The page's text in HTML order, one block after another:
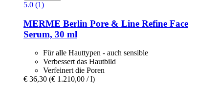
5.0 (1)
MERME Berlin Pore & Line Refine Face
Serum, 30 ml
Für alle Hauttypen - auch sensible
Verbessert das Hautbild
Verfeinert die Poren
€ 36,30 (€ 1.210,00 / l)